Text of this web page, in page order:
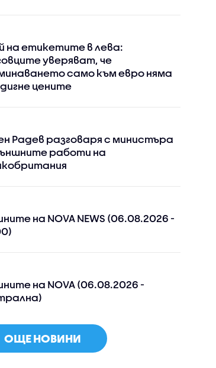
на етикетите в лева:
уверяват, че
само към евро няма
цените
Радев разговаря с министъра
работи на
на NOVA NEWS (06.08.2026 -
на NOVA (06.08.2026 -
ОЩЕ НОВИНИ